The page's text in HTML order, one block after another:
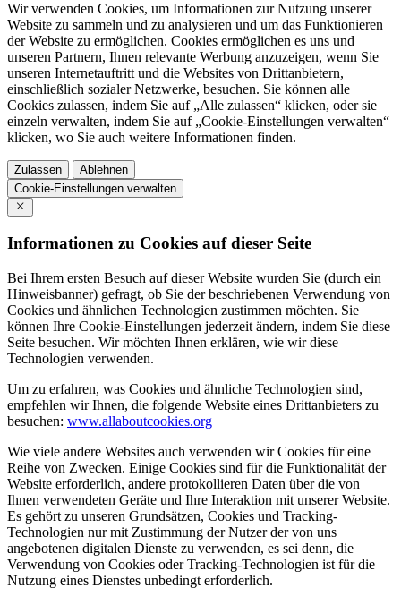
Wir verwenden Cookies, um Informationen zur Nutzung unserer
Website zu sammeln und zu analysieren und um das Funktionieren
der Website zu ermöglichen. Cookies ermöglichen es uns und
unseren Partnern, Ihnen relevante Werbung anzuzeigen, wenn Sie
unseren Internetauftritt und die Websites von Drittanbietern,
einschließlich sozialer Netzwerke, besuchen. Sie können alle
Cookies zulassen, indem Sie auf „Alle zulassen“ klicken, oder sie
einzeln verwalten, indem Sie auf „Cookie-Einstellungen verwalten“
klicken, wo Sie auch weitere Informationen finden.
Zulassen
Ablehnen
Cookie-Einstellungen verwalten
Informationen zu Cookies auf dieser Seite
Bei Ihrem ersten Besuch auf dieser Website wurden Sie (durch ein
Hinweisbanner) gefragt, ob Sie der beschriebenen Verwendung von
Cookies und ähnlichen Technologien zustimmen möchten. Sie
können Ihre Cookie-Einstellungen jederzeit ändern, indem Sie diese
Seite besuchen. Wir möchten Ihnen erklären, wie wir diese
Technologien verwenden.
Um zu erfahren, was Cookies und ähnliche Technologien sind,
empfehlen wir Ihnen, die folgende Website eines Drittanbieters zu
besuchen: www.allaboutcookies.org
Wie viele andere Websites auch verwenden wir Cookies für eine
Reihe von Zwecken. Einige Cookies sind für die Funktionalität der
Website erforderlich, andere protokollieren Daten über die von
Ihnen verwendeten Geräte und Ihre Interaktion mit unserer Website.
Es gehört zu unseren Grundsätzen, Cookies und Tracking-
Technologien nur mit Zustimmung der Nutzer der von uns
angebotenen digitalen Dienste zu verwenden, es sei denn, die
Verwendung von Cookies oder Tracking-Technologien ist für die
Nutzung eines Dienstes unbedingt erforderlich.